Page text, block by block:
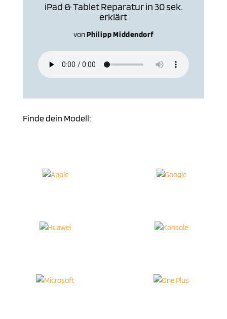
iPad & Tablet Reparatur in 30 sek.
erklärt
vonPhilipp Middendorf
Finde dein Modell: